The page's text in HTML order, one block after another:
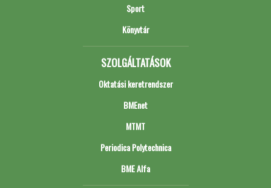
Sport
Könyvtár
SZOLGÁLTATÁSOK
Oktatási keretrendszer
BMEnet
MTMT
Periodica Polytechnica
BME Alfa